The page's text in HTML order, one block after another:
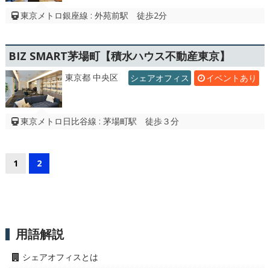
東京メトロ銀座線 : 外苑前駅 徒歩2分
BIZ SMART茅場町【積水ハウス不動産東京】
東京都 中央区 イベントあり
シェアオフィス
東京メトロ日比谷線 : 茅場町駅 徒歩３分
1 2
用語解説
シェアオフィスとは